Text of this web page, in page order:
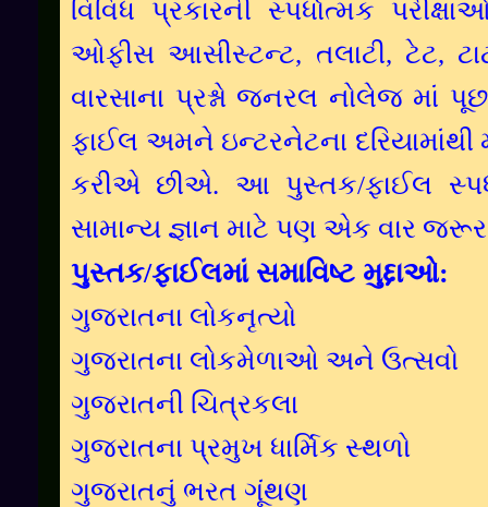
વિવિધ પ્રકારની સ્પર્ધાત્મક
ઓફીસ આસીસ્ટન્ટ, તલાટી, ટેટ,
વારસાના પ્રશ્નો જનરલ નોલેજ માં
ફાઈલ અમને ઇન્ટરનેટના
કરીએ છીએ. આ પુસ્તક/ફાઈલ
સામાન્ય જ્ઞાન માટે પણ એક વાર
પુસ્તક/ફાઈલમાં સમાવિષ્ટ મુદ્દાઓ:
ગુજરાતના લોકનૃત્યો
ગુજરાતના લોકમેળાઓ અને ઉત્સવો
ગુજરાતની ચિત્રકલા
ગુજરાતના પ્રમુખ ધાર્મિક સ્થળો
ગુજરાતનું ભરત ગૂંથણ